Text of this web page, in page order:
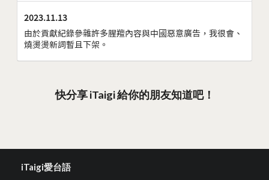
2023.11.13
由於貢獻紀錄參雜許多腥羶內容與中國惡意廣告，我很會、
燒燙燙新詞暫且下架。
快分享 iTaigi 給你的朋友知道吧！
iTaigi愛台語